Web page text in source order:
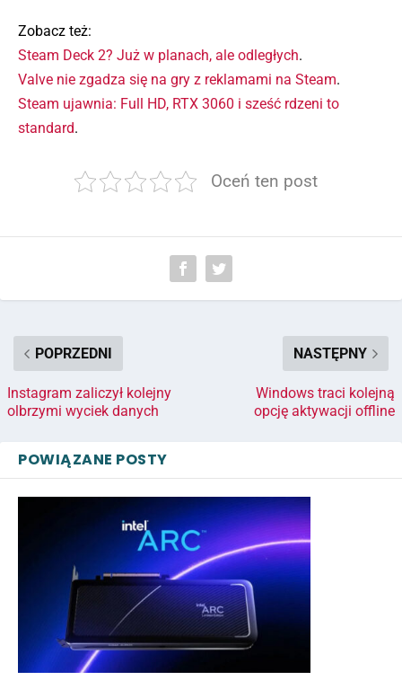
Zobacz też:
Steam Deck 2? Już w planach, ale odległych.
Valve nie zgadza się na gry z reklamami na Steam.
Steam ujawnia: Full HD, RTX 3060 i sześć rdzeni to
standard.
Oceń ten post
POPRZEDNI
Instagram zaliczył kolejny
olbrzymi wyciek danych
NASTĘPNY
Windows traci kolejną
opcję aktywacji offline
POWIĄZANE POSTY